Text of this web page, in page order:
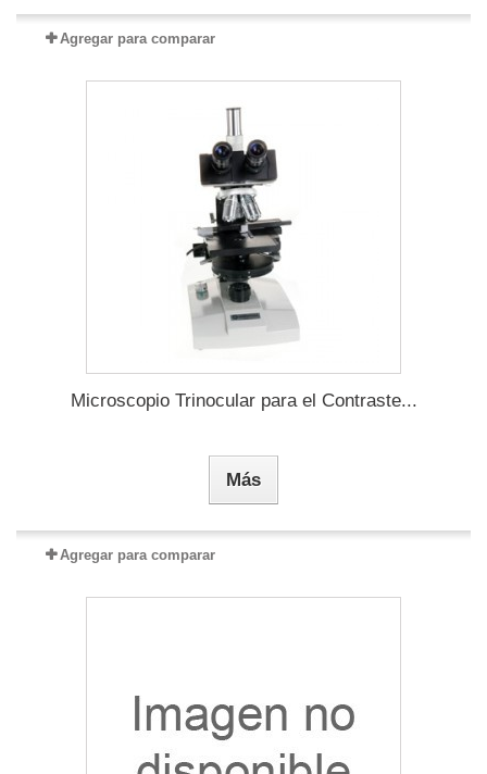
Agregar para comparar
Microscopio Trinocular para el Contraste...
Más
Agregar para comparar